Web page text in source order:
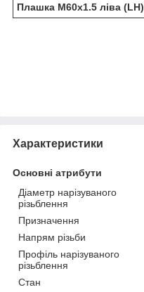
Плашка М60х1.5 ліва (LH)
Характеристики
Основні атрибути
Діаметр нарізуваного
різьблення
Призначення
Напрям різьби
Профіль нарізуваного
різьблення
Стан